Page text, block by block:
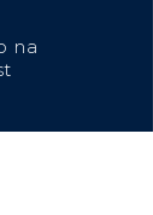
na